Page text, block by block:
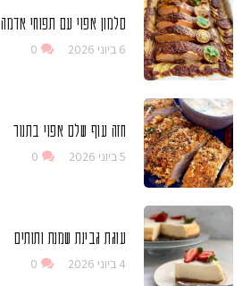
סלמון אפוי עם תפוחי אדמה
6 ביוני 2026 0
חזה עוף שלם אפוי בתנור
5 ביוני 2026 0
עוגת גבינת שמנת ותותים
4 ביוני 2026 0